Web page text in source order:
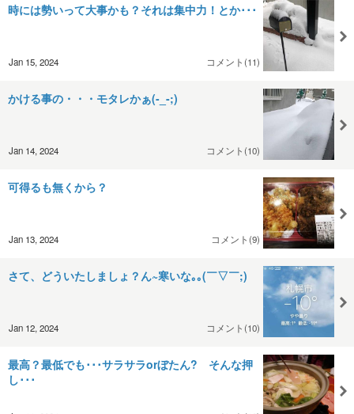
時には勢いって大事かも？それは集中力！とか･･･
Jan 15, 2024 コメント(11)
かける事の・・・モタレかぁ(-_-;)
Jan 14, 2024 コメント(10)
可得るも無くから？
Jan 13, 2024 コメント(9)
さて、どういたしましょ？ん~寒いな｡｡(￣▽￣;)
Jan 12, 2024 コメント(10)
最高？最低でも･･･サラサラorぼたん? そんな押
し･･･